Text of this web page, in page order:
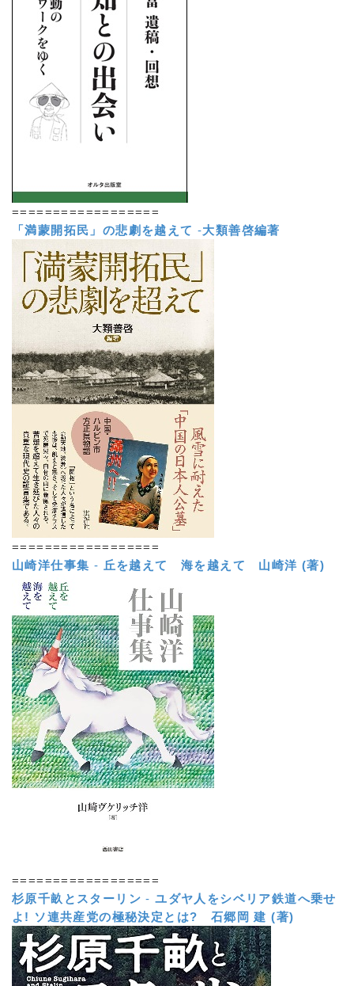
==================
「満蒙開拓民」の悲劇を越えて -大類善啓編著
==================
山崎洋仕事集 - 丘を越えて 海を越えて 山崎洋 (著)
==================
杉原千畝とスターリン -ユダヤ人をシベリア鉄道へ乗せ
よ! ソ連共産党の極秘決定とは?
石郷岡 建 (著)